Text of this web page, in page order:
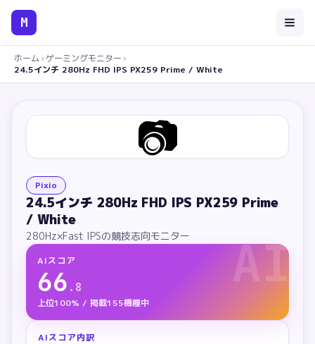
M
ホーム › ゲーミングモニター ›
24.5インチ 280Hz FHD IPS PX259 Prime / White
📷
Pixio
24.5インチ 280Hz FHD IPS PX259 Prime
/ White
280Hz×Fast IPSの競技志向モニター AI
AIスコア
66 . 8
上位100% / 掲載155機種中
AIスコア内訳